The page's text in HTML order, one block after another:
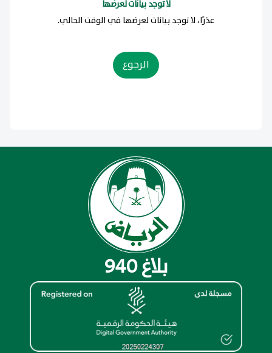
لا توجد بيانات لعرضها
عذرًا، لا توجد بيانات لعرضها في الوقت الحالي.
الرجوع
بلاغ 940